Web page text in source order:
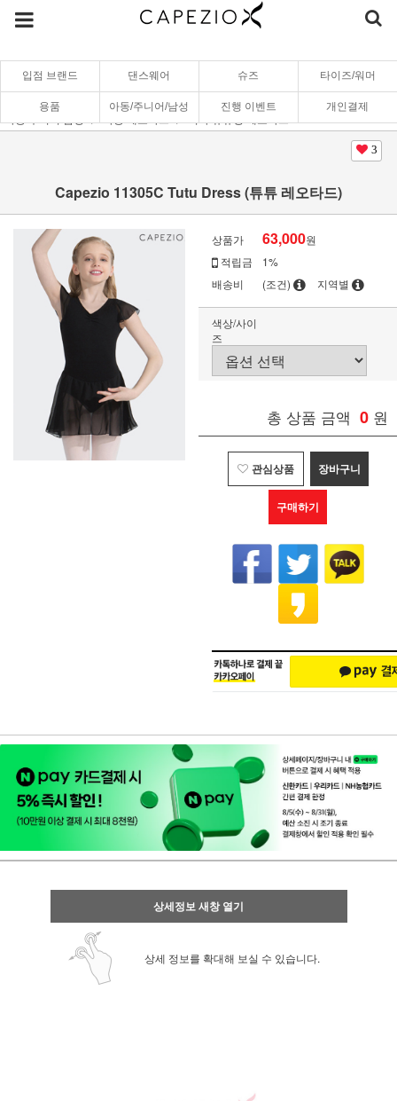
입점 브랜드 댄스웨어 슈즈 타이즈/워머
용품 아동/주니어/남성 진행 이벤트 개인결제
3
Capezio 11305C Tutu Dress (튜튜 레오타드)
상품가 63,000원
적립금
1%
배송비
(조건) 지역별
색상/사이
즈
총 상품 금액 0 원
관심상품 장바구니
구매하기
상세정보 새창 열기
상세 정보를 확대해 보실 수 있습니다.